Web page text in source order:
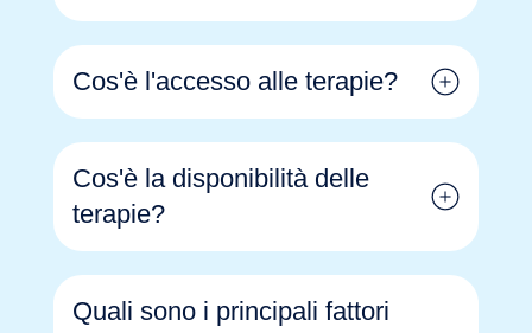
Cos'è l'accesso alle terapie?
Cos'è la disponibilità delle
terapie?
Quali sono i principali fattori